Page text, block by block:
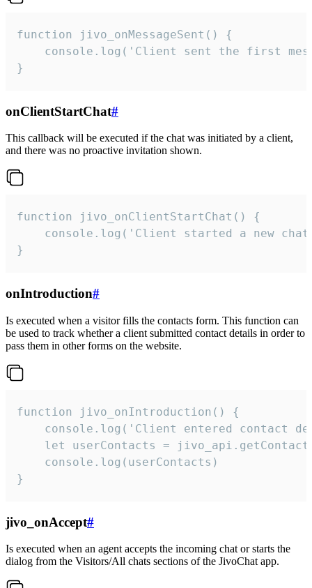
function jivo_onMessageSent() {
console.log('Client sent the first
}
onClientStartChat#
This callback will be executed if the chat was initiated by a client,
and there was no proactive invitation shown.
function jivo_onClientStartChat() {
console.log('Client started a new
}
onIntroduction#
Is executed when a visitor fills the contacts form. This function can
be used to track whether a client submitted contact details in order to
pass them in other forms on the website.
function jivo_onIntroduction() {
console.log('Client entered contact
let userContacts =
    console.log(userContacts)
}
jivo_onAccept#
Is executed when an agent accepts the incoming chat or starts the
dialog from the Visitors/All chats sections of the JivoChat app.